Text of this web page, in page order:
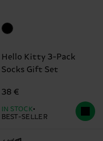
Hello Kitty 3-Pack
Socks Gift Set
38 €
IN STOCK
BEST-SELLER